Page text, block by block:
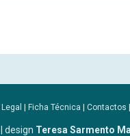
| Ficha Técnica | Contactos |
design Teresa Sarmento